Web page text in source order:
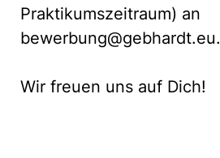
Praktikumszeitraum) an
bewerbung@gebhardt.eu.
Wir freuen uns auf Dich!